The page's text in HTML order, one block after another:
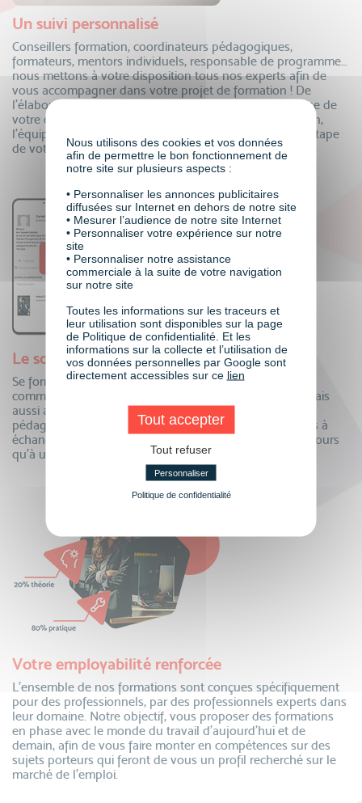
Un suivi personnalisé
Conseillers formation, coordinateurs pédagogiques,
formateurs, mentors individuels, responsable de programme…
nous mettons à votre disposition tous nos experts afin de
vous accompagner dans votre projet de formation ! De
l’élaboration de votre dossier de financement à la remise de
votre certificat, en passant par le suivi de votre formation,
l’équipe VISIPLUS academy est là pour vous à chaque étape
de votre parcours.
Le soutien de toute une communauté
Se former à distance oui, mais auprès de toute une
communauté ! Echangez au quotidien avec vos pairs, mais
aussi avec vos formateurs et toute notre équipe
pédagogique. Questions, partage de connaissances, tips à
échanger…la communauté VISIPLUS academy n’est toujours
qu’à un clic pour partager !
Votre employabilité renforcée
L’ensemble de nos formations sont conçues spécifiquement
pour des professionnels, par des professionnels experts dans
leur domaine. Notre objectif, vous proposer des formations
en phase avec le monde du travail d’aujourd’hui et de
demain, afin de vous faire monter en compétences sur des
sujets porteurs qui feront de vous un profil recherché sur le
marché de l’emploi.
Nous utilisons des cookies et vos données
afin de permettre le bon fonctionnement de
notre site sur plusieurs aspects :
• Personnaliser les annonces publicitaires
diffusées sur Internet en dehors de notre site
• Mesurer l’audience de notre site Internet
• Personnaliser votre expérience sur notre
site
• Personnaliser notre assistance
commerciale à la suite de votre navigation
sur notre site
Toutes les informations sur les traceurs et
leur utilisation sont disponibles sur la page
de Politique de confidentialité. Et les
informations sur la collecte et l’utilisation de
vos données personnelles par Google sont
directement accessibles sur ce lien
Tout accepter
Tout refuser
Personnaliser
Politique de confidentialité